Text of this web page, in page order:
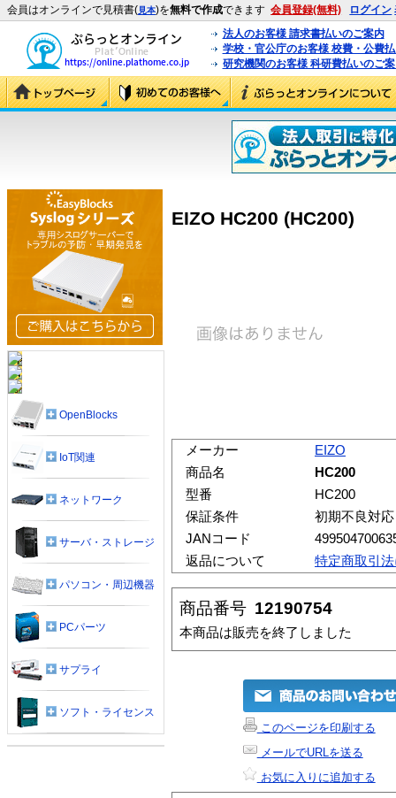
会員はオンラインで見積書(見本)を無料で作成できます 会員登録(無料) ログイン
法人のお客様 請求書払いのご案内
学校・官公庁のお客様 校費・公費
研究機関のお客様 科研費払いのご
EIZO HC200 (HC200)
メーカー
EIZO
商品名
HC200
型番
HC200
保証条件
初期不良対
JANコード
返品について
特定商取引
商品番号 12190754
本商品は販売を終了しました
このページを印刷する
メールでURLを送る
お気に入りに追加する
OpenBlocks
IoT関連
ネットワーク
サーバ・ストレージ
パソコン・周辺機器
PCパーツ
サプライ
ソフト・ライセンス